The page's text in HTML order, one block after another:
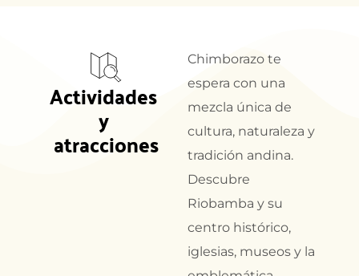
Actividades
y
atracciones
Chimborazo te
espera con una
mezcla única de
cultura, naturaleza y
tradición andina.
Descubre
Riobamba y su
centro histórico,
iglesias, museos y la